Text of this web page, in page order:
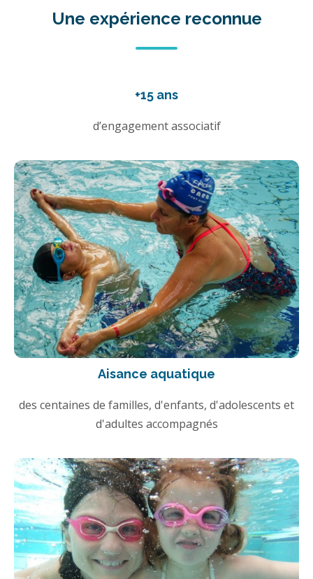
Une expérience reconnue
+15 ans
d’engagement associatif
Aisance aquatique
des centaines de familles, d'enfants, d'adolescents et
d'adultes accompagnés